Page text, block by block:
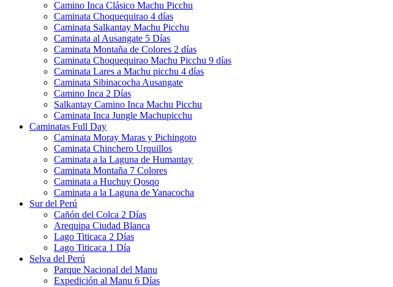
Camino Inca Clásico Machu Picchu
Caminata Choquequirao 4 días
Caminata Salkantay Machu Picchu
Caminata al Ausangate 5 Días
Caminata Montaña de Colores 2 días
Caminata Choquequirao Machu Picchu 9 días
Caminata Lares a Machu picchu 4 días
Caminata Sibinacocha Ausangate
Camino Inca 2 Días
Salkantay Camino Inca Machu Picchu
Caminata Inca Jungle Machupicchu
Caminatas Full Day
Caminata Moray Maras y Pichingoto
Caminata Chinchero Urquillos
Caminata a la Laguna de Humantay
Caminata Montaña 7 Colores
Caminata a Huchuy Qosqo
Caminata a la Laguna de Yanacocha
Sur del Perú
Cañón del Colca 2 Días
Arequipa Ciudad Blanca
Lago Titicaca 2 Días
Lago Titicaca 1 Día
Selva del Perú
Parque Nacional del Manu
Expedición al Manu 6 Días